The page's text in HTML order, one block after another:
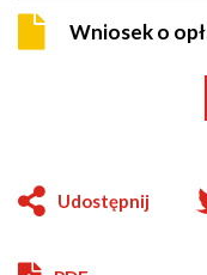
Wniosek o
Udostępnij